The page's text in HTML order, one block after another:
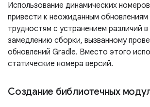
Использование динамических
привести к неожиданным обновлениям
трудностям с устранением различий в
замедлению сборки, вызванному
обновлений Gradle. Вместо этого
статические номера версий.
Создание библиотечных